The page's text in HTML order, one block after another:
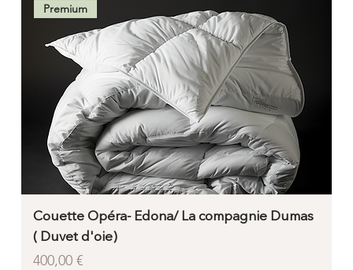
Premium
Couette Opéra- Edona/ La compagnie Dumas
( Duvet d'oie)
Prix
400,00 €